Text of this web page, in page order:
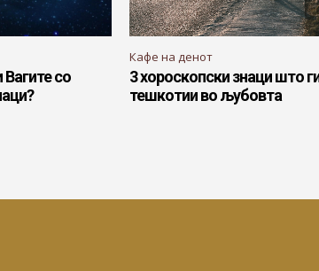
со
Кафе на денот
3 хороскопски знаци што
тешкотии во љубовта